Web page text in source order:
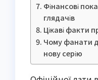
Фінансові
глядачів
Цікаві факти
Чому фанати
нову серію